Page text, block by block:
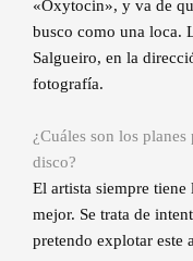
«Oxytocin», y va de
busco como una loca.
Salgueiro, en la
fotografía.
¿Cuáles son los
disco?
El artista siempre tiene
mejor. Se trata de
pretendo explotar este